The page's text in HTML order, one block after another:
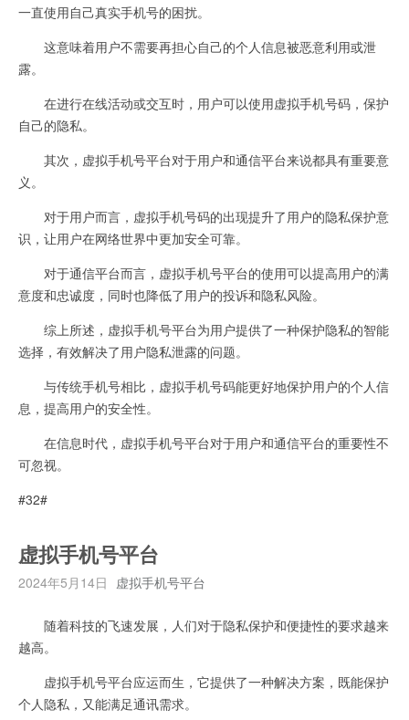
一直使用自己真实手机号的困扰。
这意味着用户不需要再担心自己的个人信息被恶意利用或泄
露。
在进行在线活动或交互时，用户可以使用虚拟手机号码，保护
自己的隐私。
其次，虚拟手机号平台对于用户和通信平台来说都具有重要意
义。
对于用户而言，虚拟手机号码的出现提升了用户的隐私保护意
识，让用户在网络世界中更加安全可靠。
对于通信平台而言，虚拟手机号平台的使用可以提高用户的满
意度和忠诚度，同时也降低了用户的投诉和隐私风险。
综上所述，虚拟手机号平台为用户提供了一种保护隐私的智能
选择，有效解决了用户隐私泄露的问题。
与传统手机号相比，虚拟手机号码能更好地保护用户的个人信
息，提高用户的安全性。
在信息时代，虚拟手机号平台对于用户和通信平台的重要性不
可忽视。
#32#
虚拟手机号平台
2024年5月14日 虚拟手机号平台
随着科技的飞速发展，人们对于隐私保护和便捷性的要求越来
越高。
虚拟手机号平台应运而生，它提供了一种解决方案，既能保护
个人隐私，又能满足通讯需求。